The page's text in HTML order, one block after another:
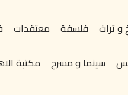
و تراث فلسفة معتقدات
سينما و مسرح مكتبة